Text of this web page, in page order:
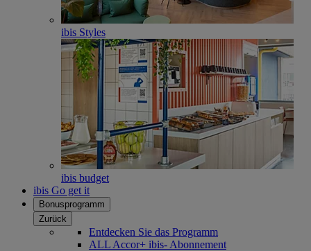
ibis Styles
ibis budget
ibis Go get it
Bonusprogramm
Zurück
Entdecken Sie das Programm
ALL Accor+ ibis- Abonnement